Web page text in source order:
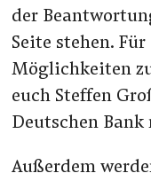
der
Seite stehen.
Möglichkeiten
euch Steffen
Deutschen
Außerdem